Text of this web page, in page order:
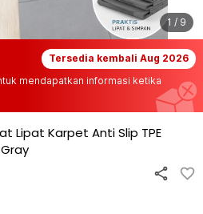
1 / 9
Tersedia kembali Aug 2026
mendapatkan informasi ketika
Lipat Karpet Anti Slip TPE
Gray